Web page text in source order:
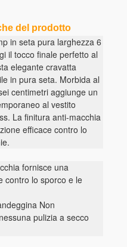
del prodotto
in seta pura larghezza 6
il tocco finale perfetto al
elegante cravatta
in pura seta. Morbida al
centimetri aggiunge un
al vestito
La finitura anti-macchia
efficace contro lo
fornisce una
contro lo sporco e le
Non
pulizia a secco